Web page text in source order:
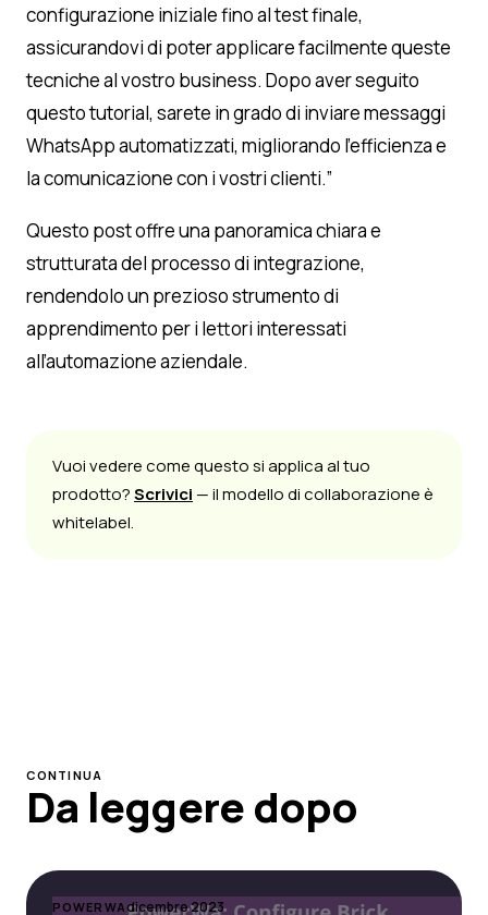
configurazione iniziale fino al test finale,
assicurandovi di poter applicare facilmente queste
tecniche al vostro business. Dopo aver seguito
questo tutorial, sarete in grado di inviare messaggi
WhatsApp automatizzati, migliorando l’efficienza e
la comunicazione con i vostri clienti.”
Questo post offre una panoramica chiara e
strutturata del processo di integrazione,
rendendolo un prezioso strumento di
apprendimento per i lettori interessati
all’automazione aziendale.
Vuoi vedere come questo si applica al tuo
prodotto?Scrivici — il modello di collaborazione è
whitelabel.
CONTINUA
Da leggere dopo
POWERWA dicembre 2023